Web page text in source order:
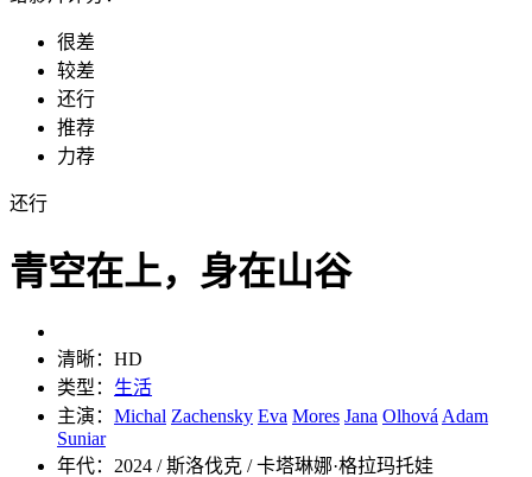
很差
较差
还行
推荐
力荐
还行
青空在上，身在山谷
清晰： HD
类型： 生活
主演： Michal Zachensky Eva Mores Jana Olhová Adam
Suniar
年代： 2024 / 斯洛伐克 / 卡塔琳娜·格拉玛托娃